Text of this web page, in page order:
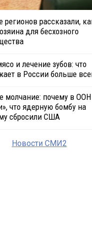
регионов рассказали,
для бесхозного
и лечение зубов: что
в России больше
молчание: почему в ООН
что ядерную бомбу на
сбросили США
Новости СМИ2